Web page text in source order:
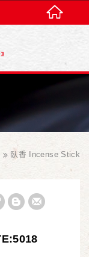
臥香 Incense Stick